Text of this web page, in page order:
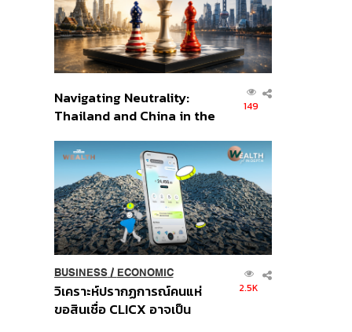
Navigating Neutrality:
Thailand and China in the
Order
149
BUSINESS/ ECONOMIC
วิเคราะห์ปรากฏการณ์คนแห่
ขอสินเชื่อ CLICX อาจเป็น
2.5K